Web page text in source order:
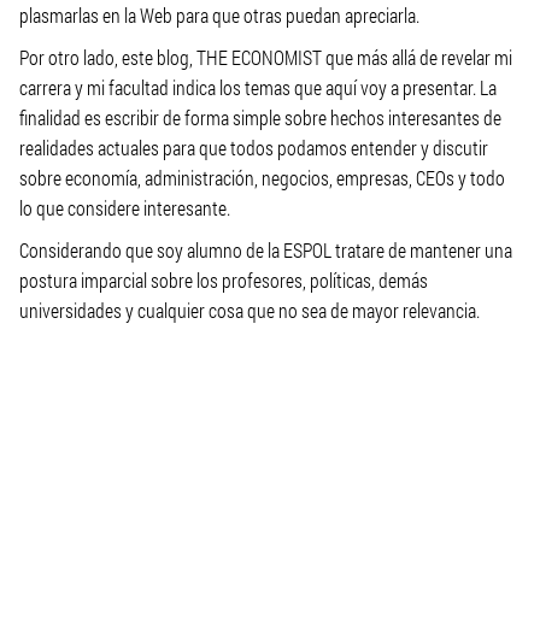
plasmarlas en la Web para que otras puedan apreciarla.
Por otro lado, este blog, THE ECONOMIST que más allá de revelar mi
carrera y mi facultad indica los temas que aquí voy a presentar. La
finalidad es escribir de forma simple sobre hechos interesantes de
realidades actuales para que todos podamos entender y discutir
sobre economía, administración, negocios, empresas, CEOs y todo
lo que considere interesante.
Considerando que soy alumno de la ESPOL tratare de mantener una
postura imparcial sobre los profesores, políticas, demás
universidades y cualquier cosa que no sea de mayor relevancia.